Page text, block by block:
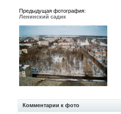
Предыдущая фотография:
Ленинский садик
Комментарии к фото